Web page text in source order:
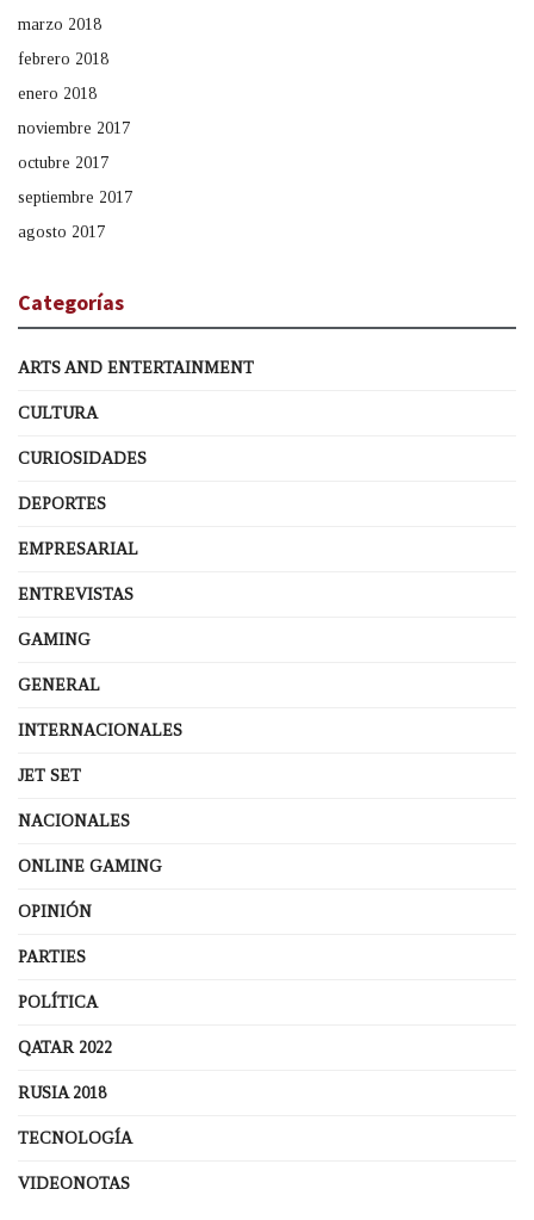
marzo 2018
febrero 2018
enero 2018
noviembre 2017
octubre 2017
septiembre 2017
agosto 2017
Categorías
ARTS AND ENTERTAINMENT
CULTURA
CURIOSIDADES
DEPORTES
EMPRESARIAL
ENTREVISTAS
GAMING
GENERAL
INTERNACIONALES
JET SET
NACIONALES
ONLINE GAMING
OPINIÓN
PARTIES
POLÍTICA
QATAR 2022
RUSIA 2018
TECNOLOGÍA
VIDEONOTAS